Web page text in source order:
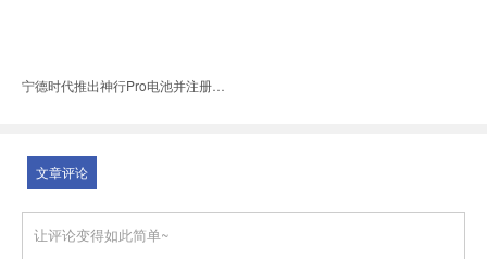
宁德时代推出神行Pro电池并注册系列商标
文章评论